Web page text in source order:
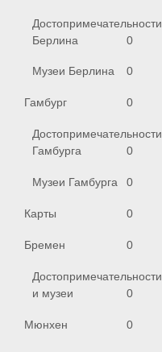
Достопримечательности
Берлина
0
Музеи Берлина 0
Гамбург 0
Достопримечательности
Гамбурга
0
Музеи Гамбурга 0
Карты 0
Бремен 0
Достопримечательности
и музеи
0
Мюнхен 0